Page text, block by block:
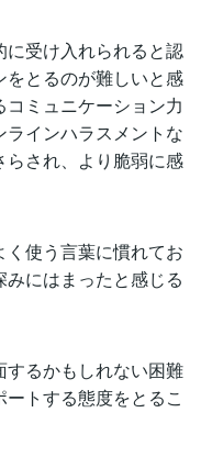
受け入れられると認
とるのが難しいと感
ミュニケーション力
インハラスメントな
らされ、より脆弱に感
使う言葉に慣れてお
にはまったと感じる
るかもしれない困難
トする態度をとるこ